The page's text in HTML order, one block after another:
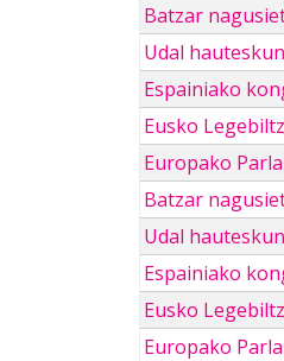
Batzar
Udal
Espainiako
Eusko
Europako
Batzar
Udal
Espainiako
Eusko
Europako